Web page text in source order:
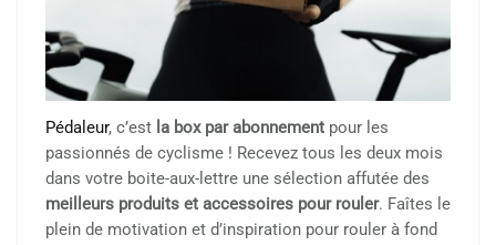
Pédaleur, c’est la box par abonnement pour les
passionnés de cyclisme ! Recevez tous les deux mois
dans votre boite-aux-lettre une sélection affutée des
meilleurs produits et accessoires pour rouler. Faîtes le
plein de motivation et d’inspiration pour rouler à fond